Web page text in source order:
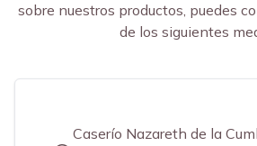
sobre nuestros productos, puedes
de los siguientes
Caserío Nazareth de la